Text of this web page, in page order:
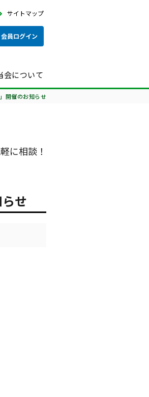
サイトマップ
会員ログイン
会について
開催のお知らせ
に相談！
せ